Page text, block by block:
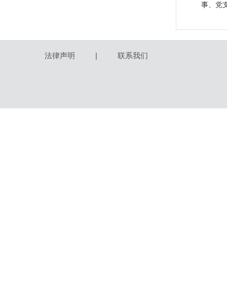
事、党
法律声明 | 联系我们